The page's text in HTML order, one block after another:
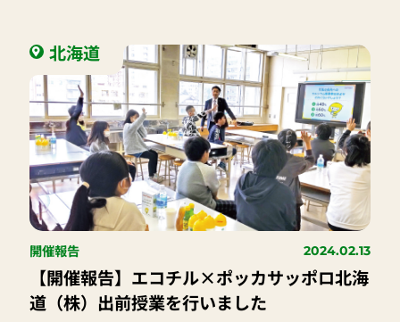
北海道
開催報告 2024.02.13
【開催報告】エコチル×ポッカサッポロ北海
道（株）出前授業を行いました